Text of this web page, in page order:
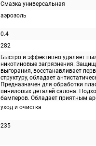
Смазка универсальная
аэрозоль
0.4
282
Быстро и эффективно удаляет
никотиновые загрязнения.
выгорания, восстанавливает
структуру, обладает
Предназначен для обработки
виниловых деталей салона.
бамперов. Обладает приятным
уход и очистка
235